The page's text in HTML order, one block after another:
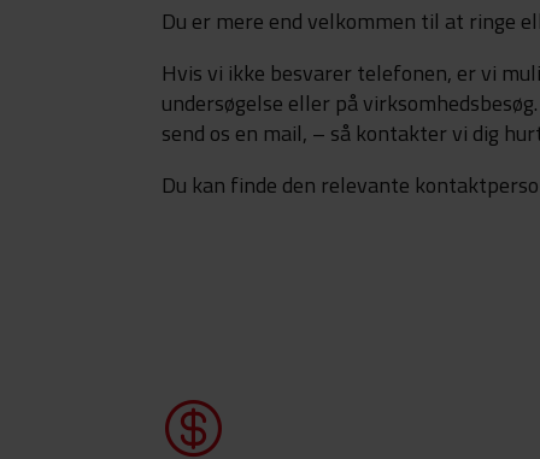
Du er mere end velkommen til at ringe
Hvis vi ikke besvarer telefonen, er vi
undersøgelse eller på
send os en mail, – så kontakter vi dig
Du kan finde den relevante
